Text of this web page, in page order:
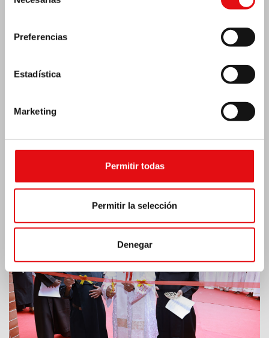
Preferencias
Estadística
Marketing
Permitir todas
Permitir la selección
Denegar
India: Bendición e inauguración del «Lumen
Carmeli»